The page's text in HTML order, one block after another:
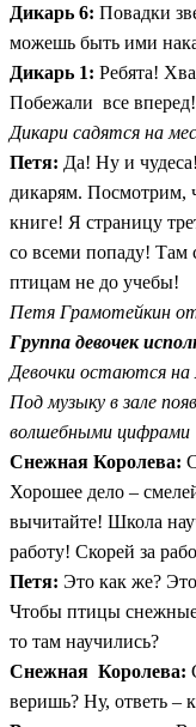
Дикарь 6: Повадки
можешь быть ими
Дикарь 1: Ребята!
Побежали все вперед!
Дикари садятся на
Петя: Да! Ну и
дикарям. Посмотрим,
книге! Я страницу
со всеми попаду! Там
птицам не до учебы!
Петя Грамотейкин
Группа девочек
Девочки остаются на
Под музыку в зале
волшебными цифрами
Снежная Королева:
Хорошее дело –
вычитайте! Школа
работу! Скорей за
Петя: Это как же?
Чтобы птицы
то там научились?
Снежная Королева:
веришь? Ну, ответь –